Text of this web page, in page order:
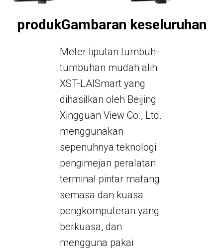
produkGambaran keseluruhan
Meter liputan tumbuh-
tumbuhan mudah alih
XST-LAISmart yang
dihasilkan oleh Beijing
Xingguan View Co., Ltd.
menggunakan
sepenuhnya teknologi
pengimejan peralatan
terminal pintar matang
semasa dan kuasa
pengkomputeran yang
berkuasa, dan
mengguna pakai